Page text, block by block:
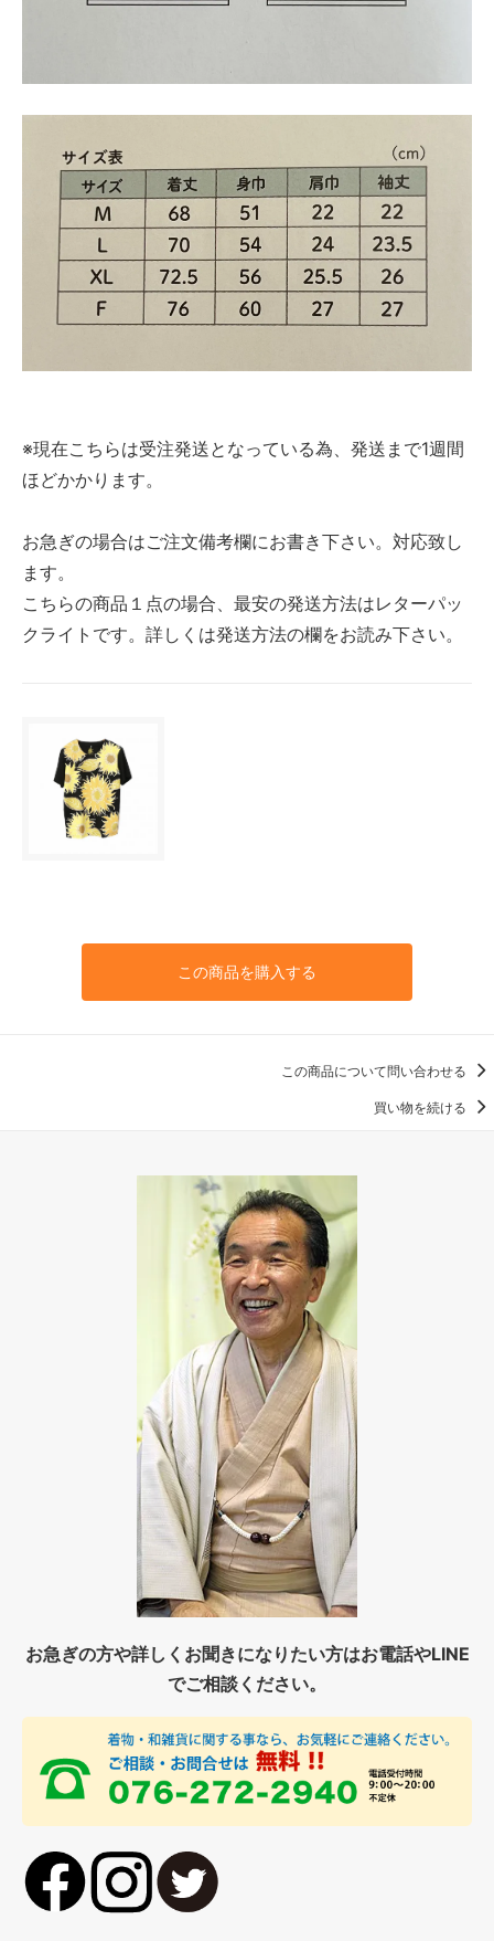
※現在こちらは受注発送となっている為、発送まで1週間
ほどかかります。
お急ぎの場合はご注文備考欄にお書き下さい。対応致し
ます。
こちらの商品１点の場合、最安の発送方法はレターパッ
クライトです。詳しくは発送方法の欄をお読み下さい。
この商品を購入する
この商品について問い合わせる
買い物を続ける
お急ぎの方や詳しくお聞きになりたい方はお電話やLINE
でご相談ください。